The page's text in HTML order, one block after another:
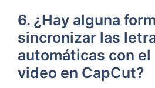
6. ¿Hay alguna
sincronizar las
automáticas con el
video ‌en CapCut?